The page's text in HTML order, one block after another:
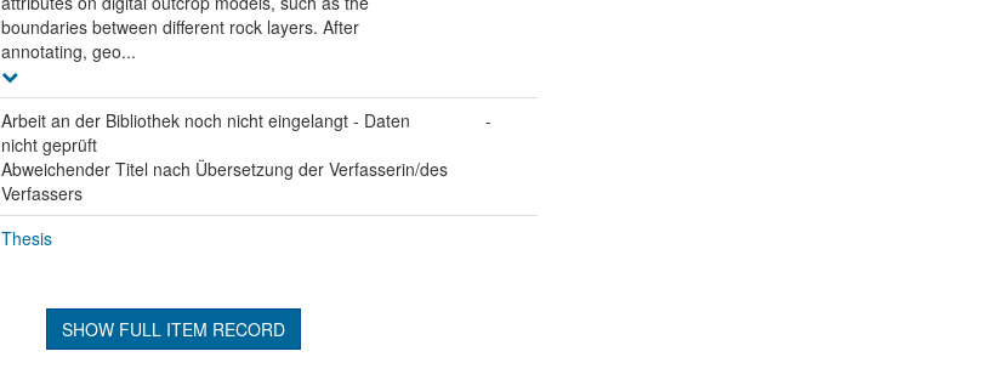
boundaries between different rock layers. After
annotating, geo...
Arbeit an der Bibliothek noch nicht eingelangt - Daten
nicht geprüft
Abweichender Titel nach Übersetzung der Verfasserin/des
Verfassers
-
Thesis
SHOW FULL ITEM RECORD